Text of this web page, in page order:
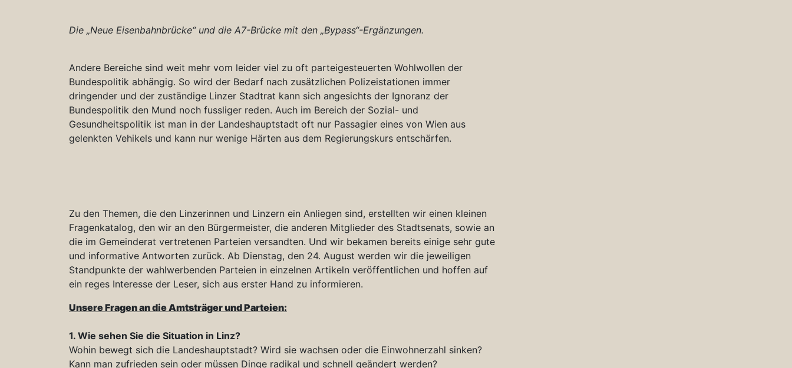
Die „Neue Eisenbahnbrücke“ und die A7-Brücke mit den „Bypass“-Ergänzungen.
Andere Bereiche sind weit mehr vom leider viel zu oft parteigesteuerten Wohlwollen der
Bundespolitik abhängig. So wird der Bedarf nach zusätzlichen Polizeistationen immer
dringender und der zuständige Linzer Stadtrat kann sich angesichts der Ignoranz der
Bundespolitik den Mund noch fussliger reden. Auch im Bereich der Sozial- und
Gesundheitspolitik ist man in der Landeshauptstadt oft nur Passagier eines von Wien aus
gelenkten Vehikels und kann nur wenige Härten aus dem Regierungskurs entschärfen.
Zu den Themen, die den Linzerinnen und Linzern ein Anliegen sind, erstellten wir einen kleinen
Fragenkatalog, den wir an den Bürgermeister, die anderen Mitglieder des Stadtsenats, sowie an
die im Gemeinderat vertretenen Parteien versandten. Und wir bekamen bereits einige sehr gute
und informative Antworten zurück. Ab Dienstag, den 24. August werden wir die jeweiligen
Standpunkte der wahlwerbenden Parteien in einzelnen Artikeln veröffentlichen und hoffen auf
ein reges Interesse der Leser, sich aus erster Hand zu informieren.
Unsere Fragen an die Amtsträger und Parteien:
1. Wie sehen Sie die Situation in Linz?
Wohin bewegt sich die Landeshauptstadt? Wird sie wachsen oder die Einwohnerzahl sinken?
Kann man zufrieden sein oder müssen Dinge radikal und schnell geändert werden?